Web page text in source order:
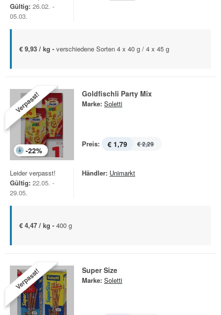
Gültig: 26.02. -
05.03.
€ 9,93 / kg - verschiedene Sorten 4 x 40 g / 4 x 45 g
Verpasst!
-22%
Goldfischli Party Mix
Marke: Soletti
Preis: € 1,79 € 2,29
Leider verpasst!
Gültig: 22.05. -
29.05.
Händler: Unimarkt
€ 4,47 / kg - 400 g
Verpasst! Super Size
Marke: Soletti